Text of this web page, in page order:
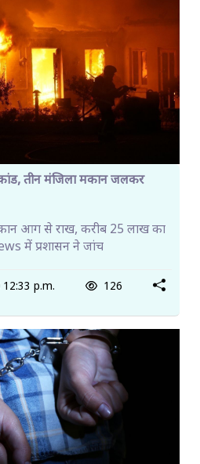
तीन मंजिला मकान जलकर
आग से राख, करीब 25 लाख का
में प्रशासन ने जांच
12:33 p.m. 126